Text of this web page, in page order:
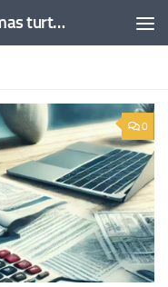
Akcijos, Investavimas, nekilnojamas turtas, kriptovaliutos - Besociai.lt
0